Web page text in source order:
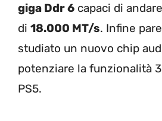
giga Ddr 6 capaci di
di 18.000 MT/s. Infine
studiato un nuovo chip
potenziare la funzionalità
PS5.